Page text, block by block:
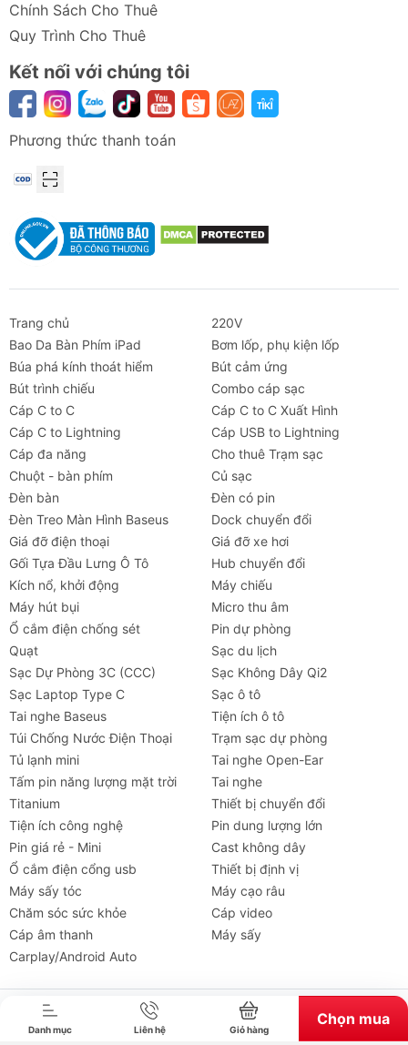
Tai nghe Máy chiếu Cho thuê
Danh mục Liên hệ Giỏ hàng
Chọn mua
Chính Sách Cho Thuê
Quy Trình Cho Thuê
Kết nối với chúng tôi
Phương thức thanh toán
Trang chủ
220V
Bao Da Bàn Phím iPad
Bơm lốp, phụ kiện lốp
Búa phá kính thoát hiểm
Bút cảm ứng
Bút trình chiếu
Combo cáp sạc
Cáp C to C
Cáp C to C Xuất Hình
Cáp C to Lightning
Cáp USB to Lightning
Cáp đa năng
Cho thuê Trạm sạc
Chuột - bàn phím
Củ sạc
Đèn bàn
Đèn có pin
Đèn Treo Màn Hình Baseus
Dock chuyển đổi
Giá đỡ điện thoại
Giá đỡ xe hơi
Gối Tựa Đầu Lưng Ô Tô
Hub chuyển đổi
Kích nổ, khởi động
Máy chiếu
Máy hút bụi
Micro thu âm
Ổ cắm điện chống sét
Pin dự phòng
Quạt
Sạc du lịch
Sạc Dự Phòng 3C (CCC)
Sạc Không Dây Qi2
Sạc Laptop Type C
Sạc ô tô
Tai nghe Baseus
Tiện ích ô tô
Túi Chống Nước Điện Thoại
Trạm sạc dự phòng
Tủ lạnh mini
Tai nghe Open-Ear
Tấm pin năng lượng mặt trời
Tai nghe
Titanium
Thiết bị chuyển đổi
Tiện ích công nghệ
Pin dung lượng lớn
Pin giá rẻ - Mini
Cast không dây
Ổ cắm điện cổng usb
Thiết bị định vị
Máy sấy tóc
Máy cạo râu
Chăm sóc sức khỏe
Cáp video
Cáp âm thanh
Máy sấy
Carplay/Android Auto
Bản quyền thuộc về chube.vn. Cung cấp bởi Sapo.